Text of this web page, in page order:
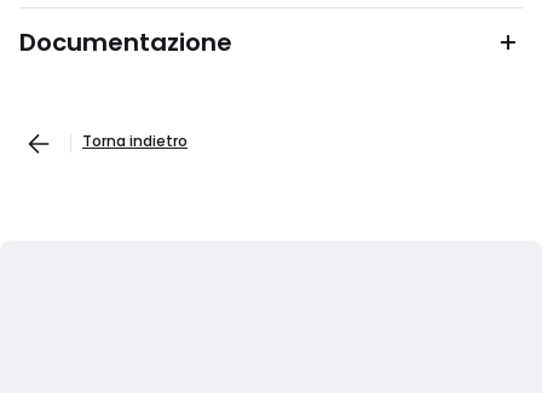
Documentazione
Torna indietro